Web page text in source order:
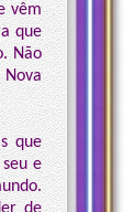
vêm
que
Não
que
e